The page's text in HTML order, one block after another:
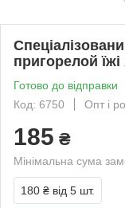
пригорелой
Готово до відправки
Код: 6750
Опт і
185 ₴
Мінімальна сума
180 ₴ від 5 шт.